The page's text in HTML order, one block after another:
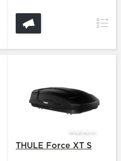
THULE Force XT S